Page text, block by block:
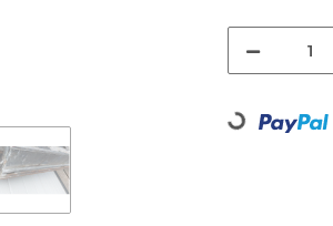
Loading...